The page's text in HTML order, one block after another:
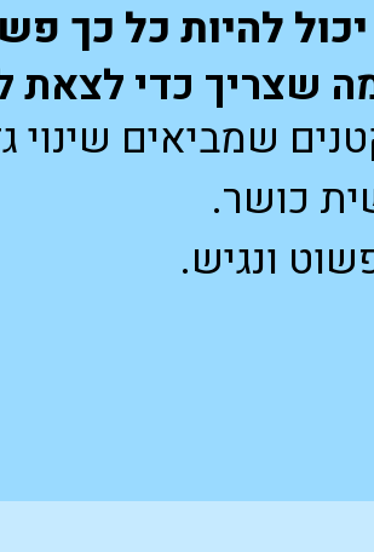
להיות כל כך
שצריך כדי לצאת
שמביאים שינוי
כושר.